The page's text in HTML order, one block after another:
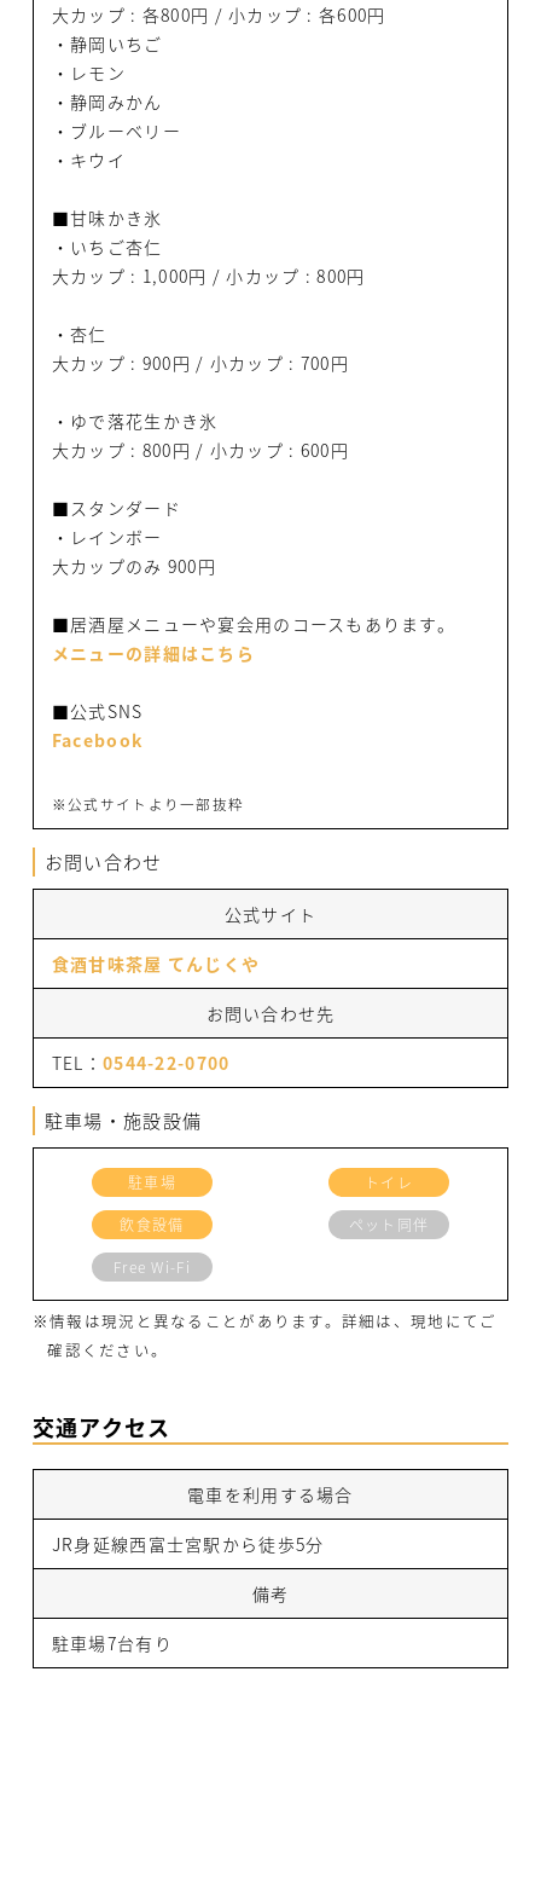
大カップ : 各800円 / 小カップ : 各600円
・静岡いちご
・レモン
・静岡みかん
・ブルーベリー
・キウイ
■甘味かき氷
・いちご杏仁
大カップ : 1,000円 / 小カップ : 800円
・杏仁
大カップ : 900円 / 小カップ : 700円
・ゆで落花生かき氷
大カップ : 800円 / 小カップ : 600円
■スタンダード
・レインボー
大カップのみ 900円
■居酒屋メニューや宴会用のコースもあります。
メニューの詳細はこちら
■公式SNS
Facebook
※公式サイトより一部抜粋
お問い合わせ
公式サイト
食酒甘味茶屋 てんじくや
お問い合わせ先
TEL： 0544-22-0700
駐車場・施設設備
駐車場
トイレ
飲食設備
ペット同伴
Free Wi-Fi
※情報は現況と異なることがあります。詳細は、現地にてご
確認ください。
交通アクセス
電車を利用する場合
JR身延線西富士宮駅から徒歩5分
備考
駐車場7台有り